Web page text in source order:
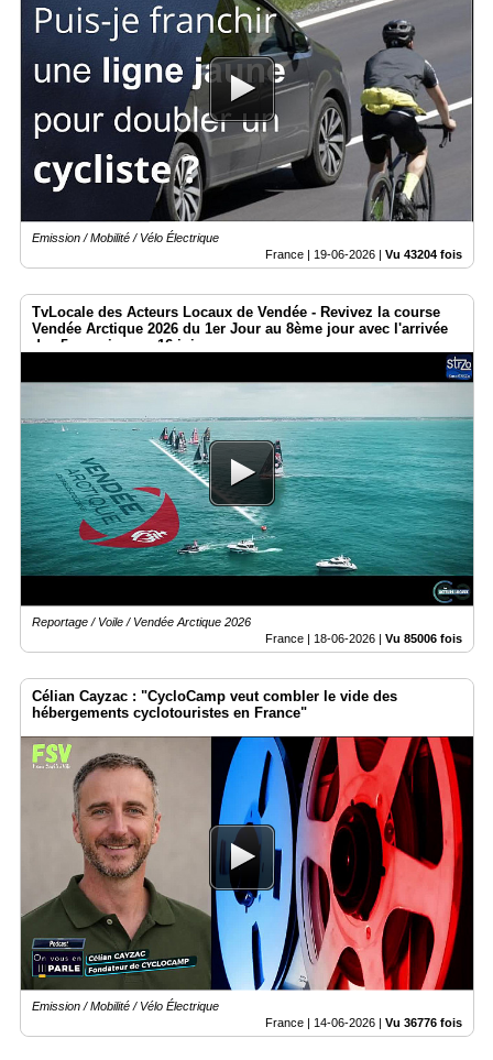
Emission / Mobilité / Vélo Électrique
France | 19-06-2026 | Vu 43204 fois
TvLocale des Acteurs Locaux de Vendée - Revivez la course
Vendée Arctique 2026 du 1er Jour au 8ème jour avec l'arrivée
des 5 premiers ce 16 juin.
Reportage / Voile / Vendée Arctique 2026
France | 18-06-2026 | Vu 85006 fois
Célian Cayzac : "CycloCamp veut combler le vide des
hébergements cyclotouristes en France"
Emission / Mobilité / Vélo Électrique
France | 14-06-2026 Vu 36776 fois